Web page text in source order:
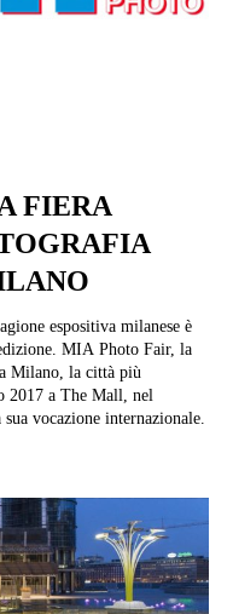
FIERA
espositiva milanese è
MIA Photo Fair, la
Milano, la città più
2017 a The Mall, nel
vocazione internazionale.